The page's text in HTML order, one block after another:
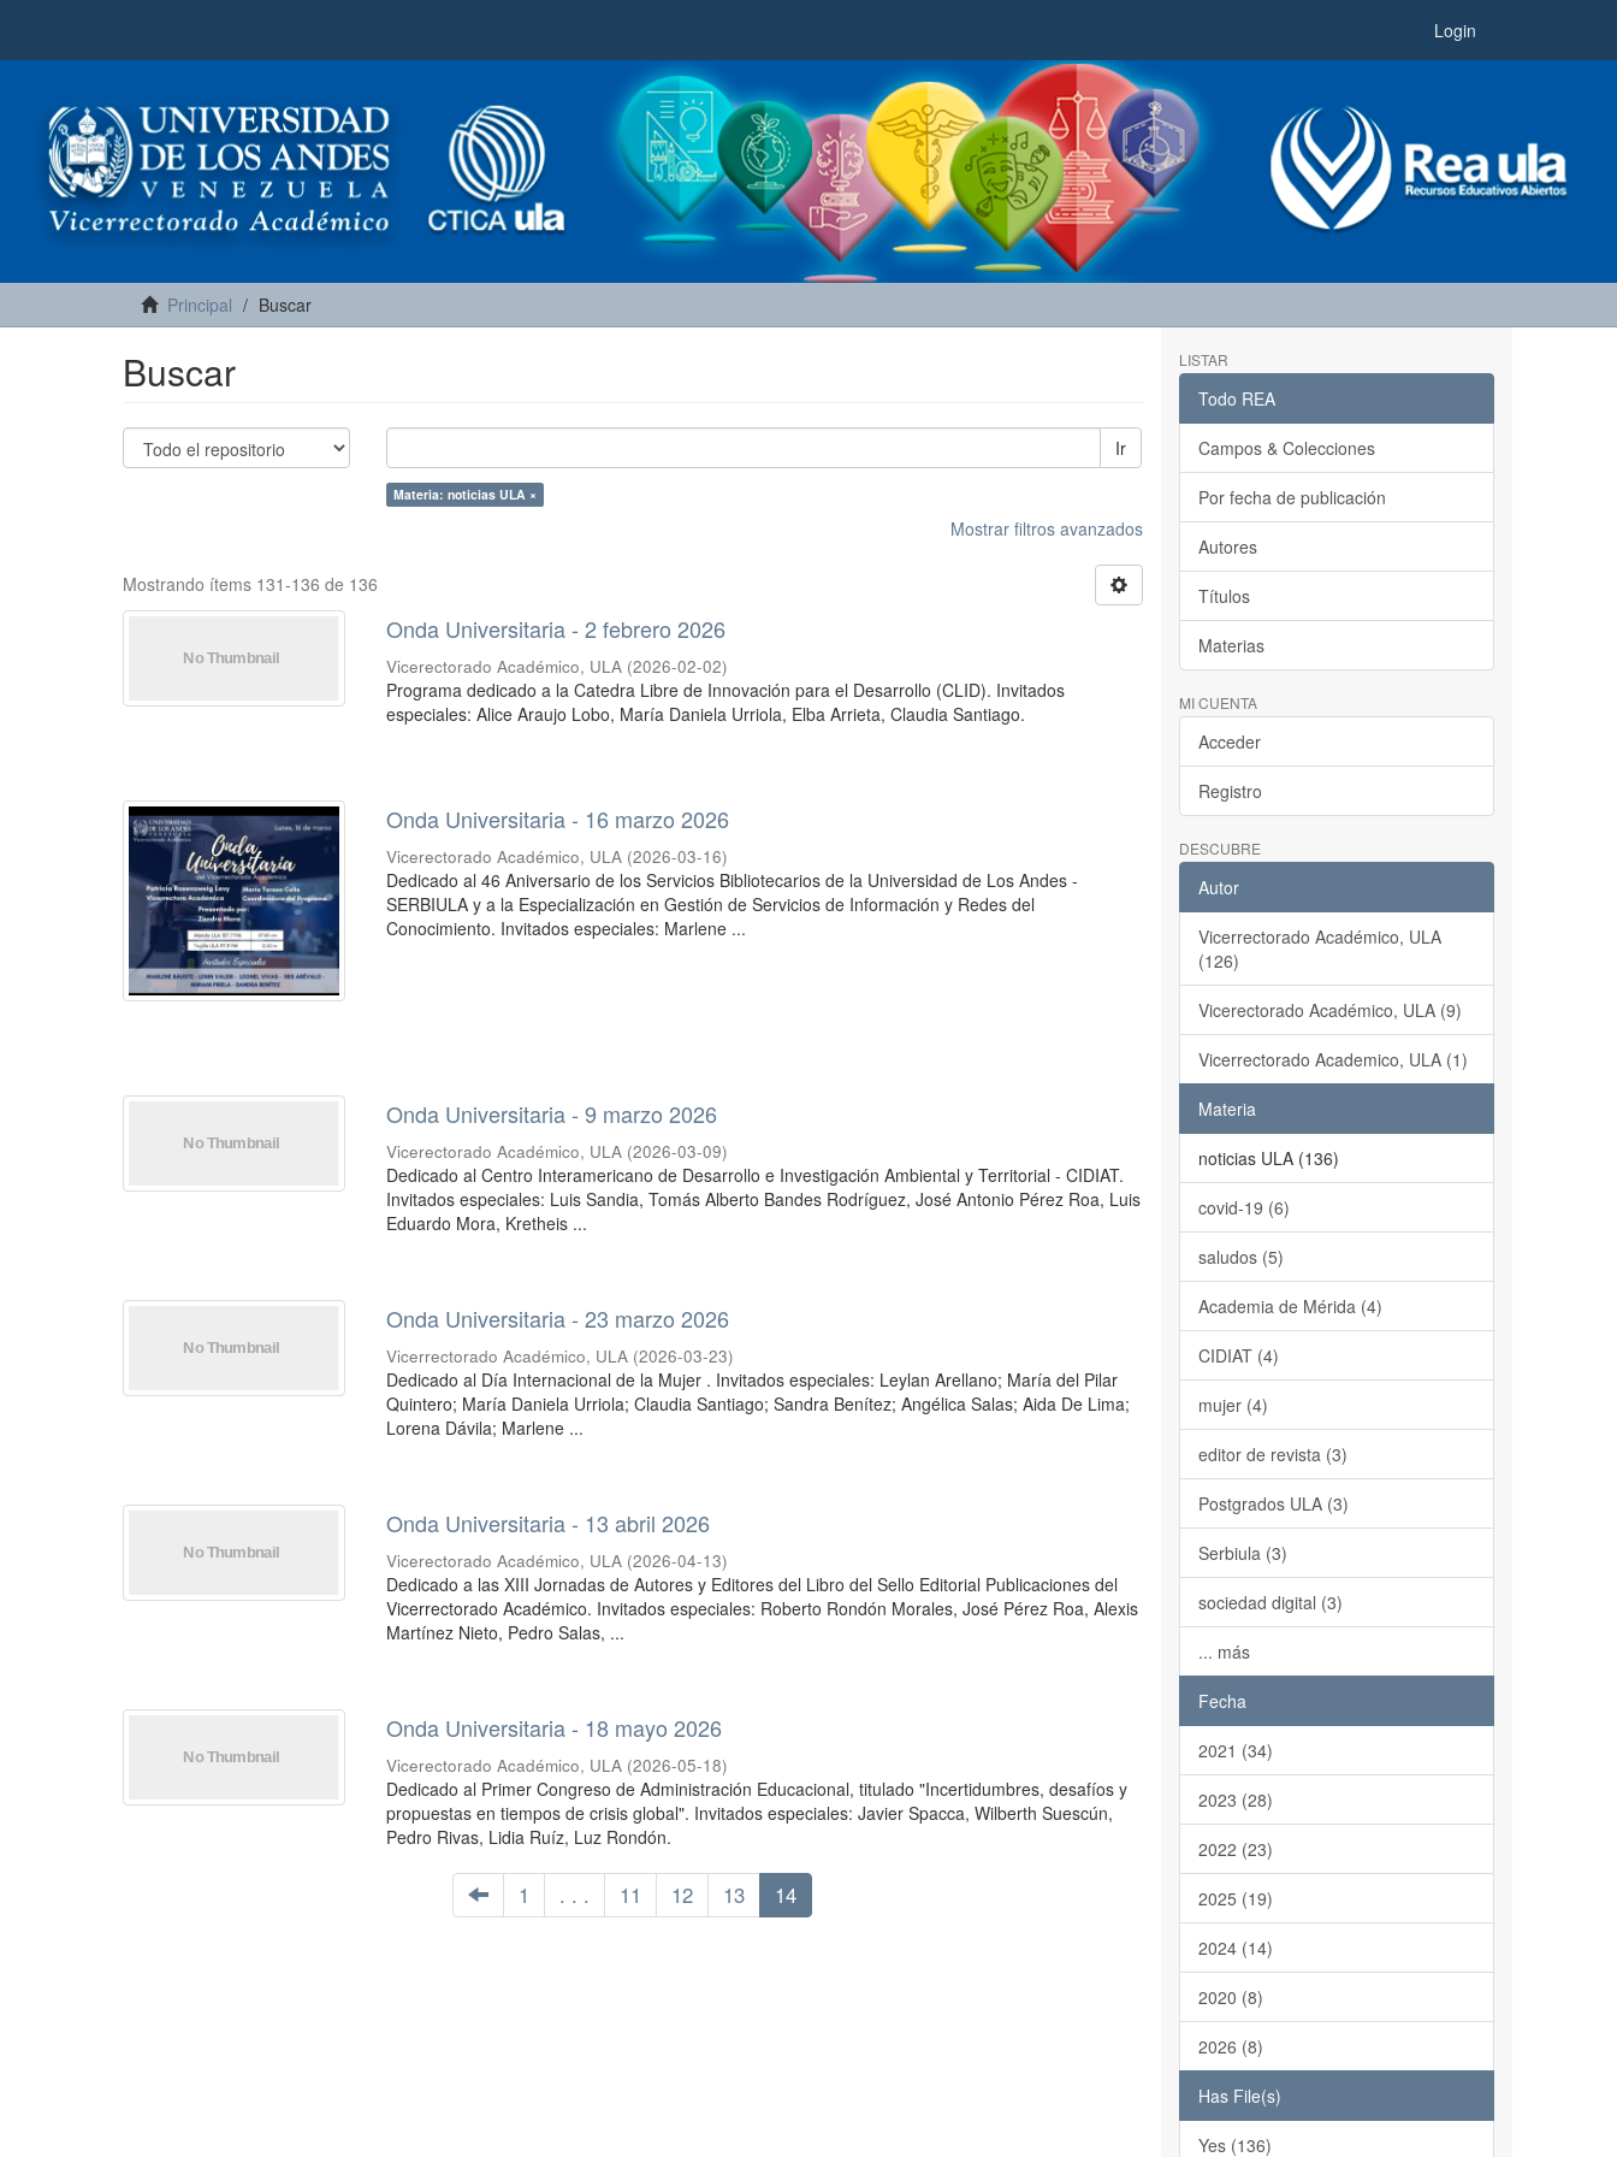
Login
Principal Buscar
Buscar
Ir
Materia: noticias ULA ×
Mostrar filtros avanzados
Mostrando ítems 131-136 de 136
Onda Universitaria - 2 febrero 2026
Vicerectorado Académico, ULA (2026-02-02)
Programa dedicado a la Catedra Libre de Innovación para el Desarrollo (CLID). Invitados
especiales: Alice Araujo Lobo, María Daniela Urriola, Elba Arrieta, Claudia Santiago.
Onda Universitaria - 16 marzo 2026
Vicerectorado Académico, ULA (2026-03-16)
Dedicado al 46 Aniversario de los Servicios Bibliotecarios de la Universidad de Los Andes -
SERBIULA y a la Especialización en Gestión de Servicios de Información y Redes del
Conocimiento. Invitados especiales: Marlene ...
Onda Universitaria - 9 marzo 2026
Vicerectorado Académico, ULA (2026-03-09)
Dedicado al Centro Interamericano de Desarrollo e Investigación Ambiental y Territorial - CIDIAT.
Invitados especiales: Luis Sandia, Tomás Alberto Bandes Rodríguez, José Antonio Pérez Roa, Luis
Eduardo Mora, Kretheis ...
Onda Universitaria - 23 marzo 2026
Vicerrectorado Académico, ULA (2026-03-23)
Dedicado al Día Internacional de la Mujer . Invitados especiales: Leylan Arellano; María del Pilar
Quintero; María Daniela Urriola; Claudia Santiago; Sandra Benítez; Angélica Salas; Aida De Lima;
Lorena Dávila; Marlene ...
Onda Universitaria - 13 abril 2026
Vicerectorado Académico, ULA (2026-04-13)
Dedicado a las XIII Jornadas de Autores y Editores del Libro del Sello Editorial Publicaciones del
Vicerrectorado Académico. Invitados especiales: Roberto Rondón Morales, José Pérez Roa, Alexis
Martínez Nieto, Pedro Salas, ...
Onda Universitaria - 18 mayo 2026
Vicerectorado Académico, ULA (2026-05-18)
Dedicado al Primer Congreso de Administración Educacional, titulado "Incertidumbres, desafíos y
propuestas en tiempos de crisis global". Invitados especiales: Javier Spacca, Wilberth Suescún,
Pedro Rivas, Lidia Ruíz, Luz Rondón.
1 . . . 11 12 13 14
LISTAR
Todo REA
Campos & Colecciones
Por fecha de publicación
Autores
Títulos
Materias
MI CUENTA
Acceder
Registro
DESCUBRE
Autor
Vicerrectorado Académico, ULA
(126)
Vicerectorado Académico, ULA (9)
Vicerrectorado Academico, ULA (1)
Materia
noticias ULA (136)
covid-19 (6)
saludos (5)
Academia de Mérida (4)
CIDIAT (4)
mujer (4)
editor de revista (3)
Postgrados ULA (3)
Serbiula (3)
sociedad digital (3)
... más
Fecha
2021 (34)
2023 (28)
2022 (23)
2025 (19)
2024 (14)
2020 (8)
2026 (8)
Has File(s)
Yes (136)